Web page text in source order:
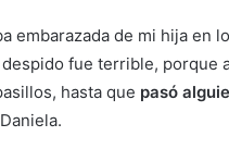
embarazada de mi hija en
fue terrible, porque
hasta que pasó